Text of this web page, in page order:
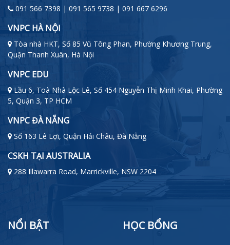
091 566 7398 | 091 565 9738 | 091 667 6296
VNPC HÀ NỘI
Tòa nhà HKT, Số 85 Vũ Tông Phan, Phường Khương Trung,
Quận Thanh Xuân, Hà Nội
VNPC EDU
Lầu 6, Toà Nhà Lộc Lê, Số 454 Nguyễn Thị Minh Khai, Phường
5, Quận 3, TP HCM
VNPC ĐÀ NẴNG
Số 163 Lê Lợi, Quận Hải Châu, Đà Nẵng
CSKH TẠI AUSTRALIA
288 Illawarra Road, Marrickville, NSW 2204
NỔI BẬT HỌC BỔNG